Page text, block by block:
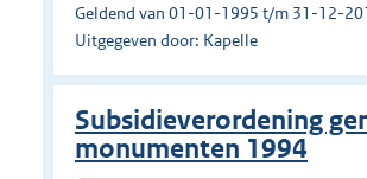
Geldend van 01-01-1995 t/m 31-12-
Uitgegeven door: Kapelle
Subsidieverordening
monumenten 1994